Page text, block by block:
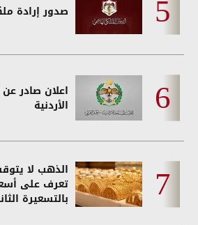
صدور إرادة
اعلان صادر
الأردنية
الذهب لا
تعرف على
بالتسعيرة